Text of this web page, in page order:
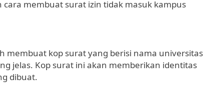
membuat surat izin tidak masuk kampus
membuat kop surat yang berisi nama universitas
jelas. Kop surat ini akan memberikan identitas
dibuat.